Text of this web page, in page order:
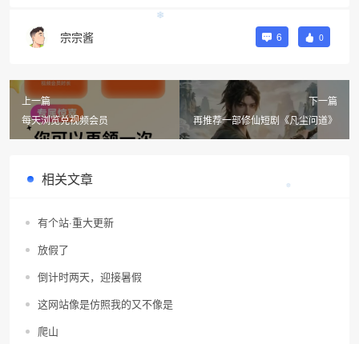
宗宗酱 6 0
上一篇
每天浏览兑视频会员
下一篇
再推荐一部修仙短剧《凡尘问道》
相关文章
有个站·重大更新
放假了
倒计时两天，迎接暑假
这网站像是仿照我的又不像是
爬山